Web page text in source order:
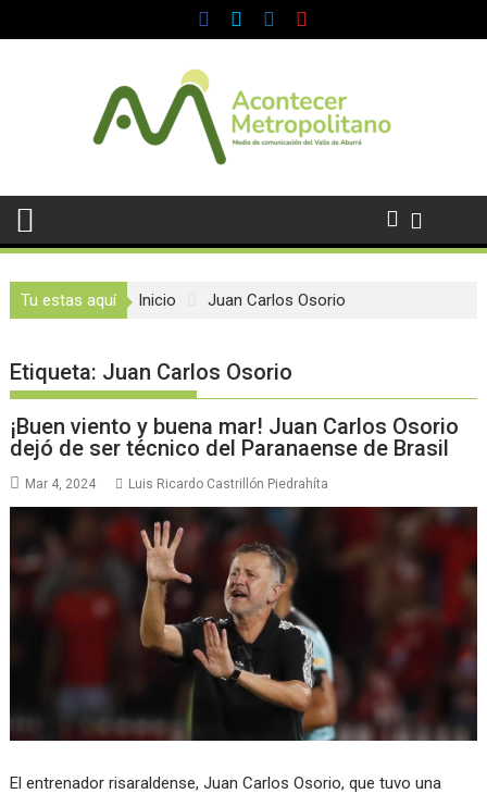
al
Tu estas aquí Inicio Juan Carlos Osorio
Etiqueta: Juan Carlos Osorio
¡Buen viento y buena mar! Juan Carlos Osorio
dejó de ser técnico del Paranaense de Brasil
Mar 4, 2024 Luis Ricardo Castrillón Piedrahíta
El entrenador risaraldense, Juan Carlos Osorio, que tuvo una